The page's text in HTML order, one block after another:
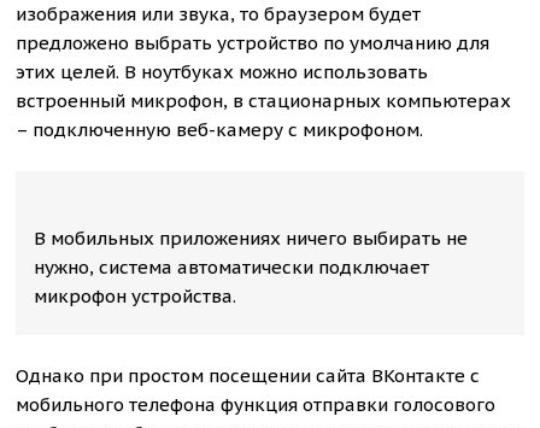
изображения или звука, то браузером будет
предложено выбрать устройство по умолчанию для
этих целей. В ноутбуках можно использовать
встроенный микрофон, в стационарных компьютерах
– подключенную веб-камеру с микрофоном.
В мобильных приложениях ничего выбирать не
нужно, система автоматически подключает
микрофон устройства.
Однако при простом посещении сайта ВКонтакте с
мобильного телефона функция отправки голосового